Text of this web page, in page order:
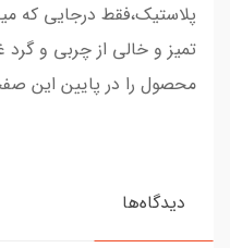
پلاستیک،فقط درجایی که
تمیز و خالی از چربی و گرد
محصول را در پایین این
دیدگاه‌ها